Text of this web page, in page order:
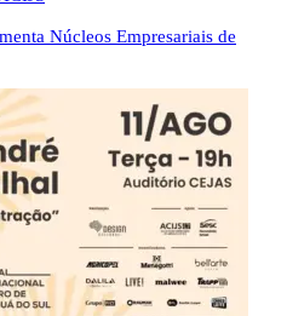
Núcleos Empresariais de